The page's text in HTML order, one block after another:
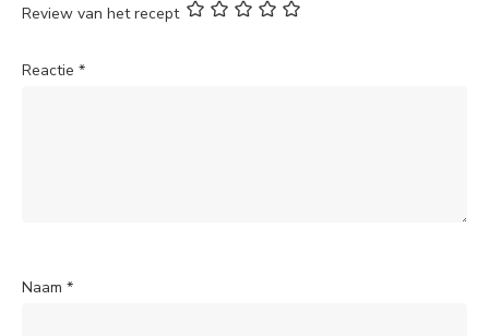
Review van het recept
Reactie *
Naam *